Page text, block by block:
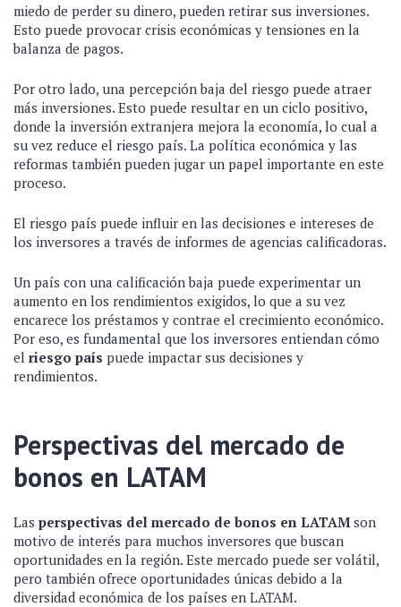
miedo de perder su dinero, pueden retirar sus inversiones.
Esto puede provocar crisis económicas y tensiones en la
balanza de pagos.
Por otro lado, una percepción baja del riesgo puede atraer
más inversiones. Esto puede resultar en un ciclo positivo,
donde la inversión extranjera mejora la economía, lo cual a
su vez reduce el riesgo país. La política económica y las
reformas también pueden jugar un papel importante en este
proceso.
El riesgo país puede influir en las decisiones e intereses de
los inversores a través de informes de agencias calificadoras.
Un país con una calificación baja puede experimentar un
aumento en los rendimientos exigidos, lo que a su vez
encarece los préstamos y contrae el crecimiento económico.
Por eso, es fundamental que los inversores entiendan cómo
el riesgo país puede impactar sus decisiones y
rendimientos.
Perspectivas del mercado de
bonos en LATAM
Las perspectivas del mercado de bonos en LATAM son
motivo de interés para muchos inversores que buscan
oportunidades en la región. Este mercado puede ser volátil,
pero también ofrece oportunidades únicas debido a la
diversidad económica de los países en LATAM.